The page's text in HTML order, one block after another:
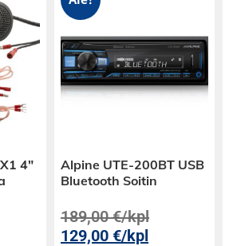
4″
Alpine UTE-200BT USB
Bluetooth Soitin
189,00€/kpl
129,00€/kpl